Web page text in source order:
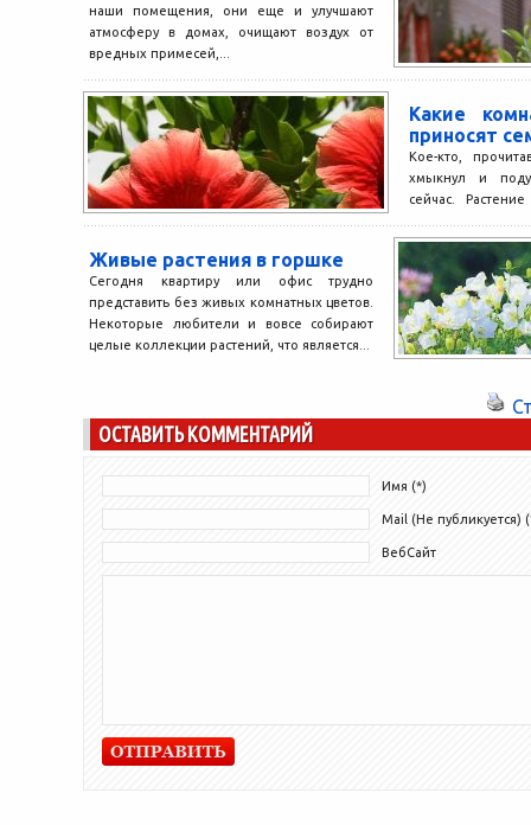
наши помещения, они еще и улучшают
атмосферу в домах, очищают воздух от
вредных примесей,...
Какие
приносят
Кое-кто,
хмыкнул и
сейчас.
Живые растения в горшке
Сегодня квартиру или офис трудно
представить без живых комнатных цветов.
Некоторые любители и вовсе собирают
целые коллекции растений, что является...
ОСТАВИТЬ КОММЕНТАРИЙ
Имя (*)
Mail (Не публикуется)
ВебСайт